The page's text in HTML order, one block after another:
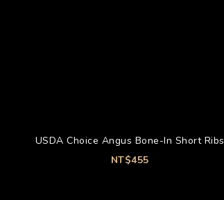
USDA Choice Angus Bone-In Short Ribs
NT$455